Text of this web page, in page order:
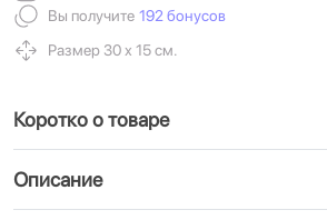
Вы получите 192 бонусов
Размер 30 х 15 см.
Коротко о товаре
Описание